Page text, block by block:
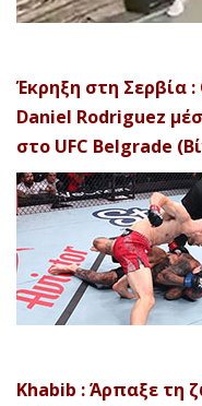
Έκρηξη στη Σερβία
Daniel Rodriguez
στο UFC Belgrade
Khabib : Άρπαξε τη